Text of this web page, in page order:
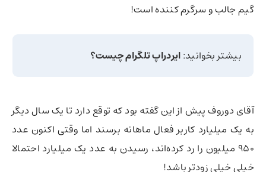
گیم جالب و سرگرم کننده است!
بیشتر بخوانید:ایردراپ تلگرام چیست؟
آقای دوروف پیش از این گفته بود که توقع دارد تا یک سال دیگر
به یک میلیارد کاربر فعال ماهانه برسند اما وقتی اکنون عدد
950 میلیون را رد کرده‌اند،‌ رسیدن به عدد یک میلیارد احتمالا
خیلی خیلی زودتر باشد!